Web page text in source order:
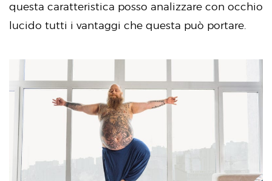
questa caratteristica posso analizzare con occhio
lucido tutti i vantaggi che questa può portare.